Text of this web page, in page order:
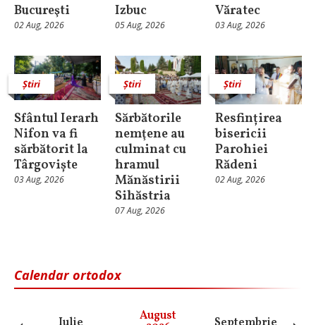
Bucureşti
02 Aug, 2026
Izbuc
05 Aug, 2026
Văratec
03 Aug, 2026
Știri
Sfântul Ierarh
Nifon va fi
sărbătorit la
Târgoviște
03 Aug, 2026
Știri
Sărbătorile
nemţene au
culminat cu
hramul
Mănăstirii
Sihăstria
07 Aug, 2026
Știri
Resfințirea
bisericii
Parohiei
Rădeni
02 Aug, 2026
Calendar ortodox
August